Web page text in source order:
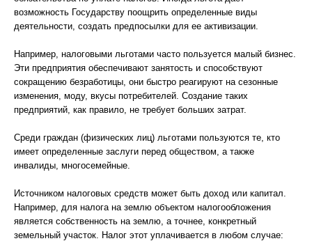
возможность Государству поощрить определенные виды
деятельности, создать предпосылки для ее активизации.
Например, налоговыми льготами часто пользуется малый бизнес.
Эти предприятия обеспечивают занятость и способствуют
сокращению безработицы, они быстро реагируют на сезонные
изменения, моду, вкусы потребителей. Создание таких
предприятий, как правило, не требует больших затрат.
Среди граждан (физических лиц) льготами пользуются те, кто
имеет определенные заслуги перед обществом, а также
инвалиды, многосемейные.
Источником налоговых средств может быть доход или капитал.
Например, для налога на землю объектом налогообложения
является собственность на землю, а точнее, конкретный
земельный участок. Налог этот уплачивается в любом случае: